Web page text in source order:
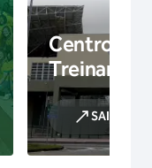
Centro de
SAIBA